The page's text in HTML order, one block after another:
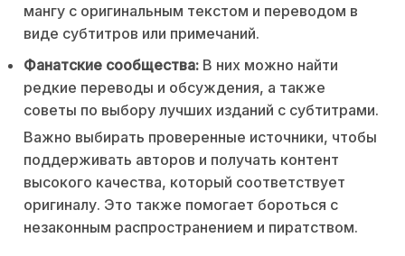
мангу с оригинальным текстом и переводом в
виде субтитров или примечаний.
Фанатские сообщества: В них можно найти
редкие переводы и обсуждения, а также
советы по выбору лучших изданий с субтитрами.
Важно выбирать проверенные источники, чтобы
поддерживать авторов и получать контент
высокого качества, который соответствует
оригиналу. Это также помогает бороться с
незаконным распространением и пиратством.